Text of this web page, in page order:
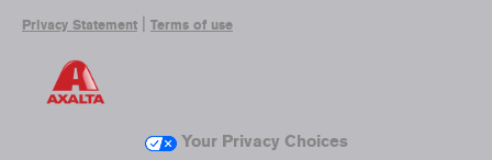
Privacy Statement Terms of use
Your Privacy Choices